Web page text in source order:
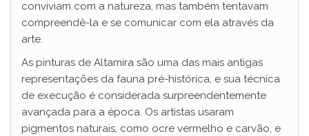
conviviam com a natureza, mas também tentavam
compreendê-la e se comunicar com ela através da
arte.
As pinturas de Altamira são uma das mais antigas
representações da fauna pré-histórica, e sua técnica
de execução é considerada surpreendentemente
avançada para a época. Os artistas usaram
pigmentos naturais, como ocre vermelho e carvão, e